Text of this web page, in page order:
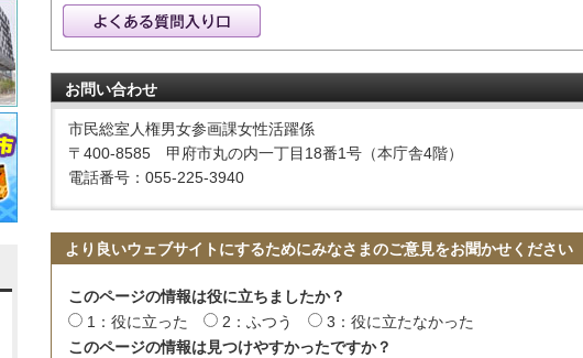
お問い合わせ
市民総室人権男女参画課女性活躍係
〒400-8585 甲府市丸の内一丁目18番1号（本庁舎4階）
電話番号：055-225-3940
より良いウェブサイトにするためにみなさまのご意見をお聞かせください
このページの情報は役に立ちましたか？
1：役に立った
2：ふつう
3：役に立たなかった
このページの情報は見つけやすかったですか？